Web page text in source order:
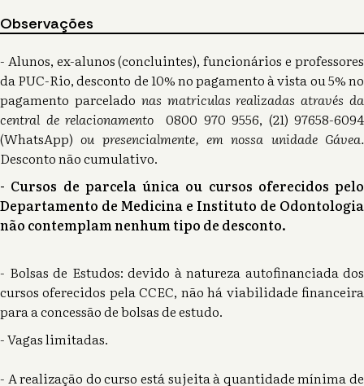
Observações
- Alunos, ex-alunos (concluintes), funcionários e professores
da PUC-Rio, desconto de 10% no pagamento à vista ou 5% no
pagamento parcelado nas matriculas realizadas através da
central de relacionamento 0800 970 9556, (21) 97658-6094
(WhatsApp)ou presencialmente, em nossa unidade Gávea.
Desconto não cumulativo.
- Cursos de parcela única ou cursos oferecidos pelo
Departamento de Medicina e Instituto de Odontologia
não contemplam nenhum tipo de desconto.
- Bolsas de Estudos: devido à natureza autofinanciada dos
cursos oferecidos pela CCEC, não há viabilidade financeira
para a concessão de bolsas de estudo.
- Vagas limitadas.
- A realização do curso está sujeita à quantidade mínima de